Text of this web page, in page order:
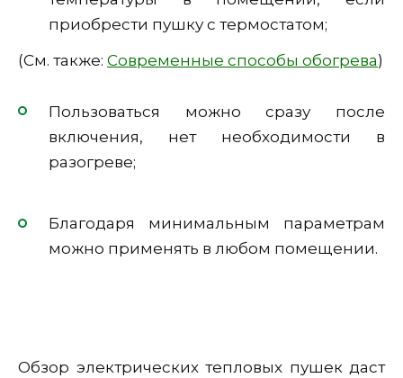
приобрести пушку с термостатом;
(См. также: Современные способы обогрева)
Пользоваться можно сразу после
включения, нет необходимости в
разогреве;
Благодаря минимальным параметрам
можно применять в любом помещении.
Обзор электрических тепловых пушек даст